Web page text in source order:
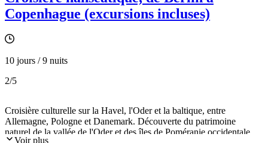
Copenhague (excursions incluses)
10 jours / 9 nuits
2/5
Croisière culturelle sur la Havel, l'Oder et la baltique, entre
Allemagne, Pologne et Danemark. Découverte du patrimoine
naturel de la vallée de l'Oder et des îles de Poméranie occidentale.
Voir plus